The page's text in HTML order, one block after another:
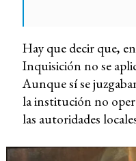
Hay que decir que,
Inquisición no se
Aunque sí se
la institución no
las autoridades